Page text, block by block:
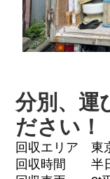
分別、運
ださい！
回収エリア 東
回収時間 半